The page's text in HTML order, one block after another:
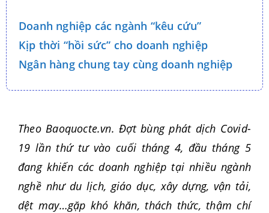
Doanh nghiệp các ngành “kêu cứu”
Kịp thời “hồi sức” cho doanh nghiệp
Ngân hàng chung tay cùng doanh nghiệp
Theo Baoquocte.vn. Đợt bùng phát dịch Covid-
19 lần thứ tư vào cuối tháng 4, đầu tháng 5
đang khiến các doanh nghiệp tại nhiều ngành
nghề như du lịch, giáo dục, xây dựng, vận tải,
dệt may…gặp khó khăn, thách thức, thậm chí